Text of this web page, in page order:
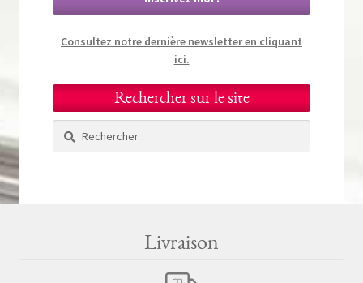
Consultez notre dernière newsletter en cliquant
ici.
Rechercher sur le site
Rechercher :
Livraison